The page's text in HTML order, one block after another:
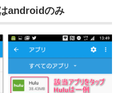
androidのみ